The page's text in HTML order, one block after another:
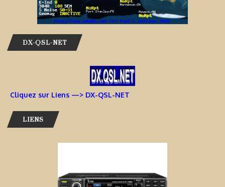
DX-QSL-NET
Cliquez sur Liens —> DX-QSL-NET
LIENS